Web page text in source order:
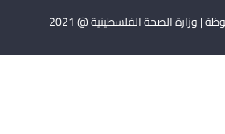
وزارة الصحة الفلسطينية @ 2021